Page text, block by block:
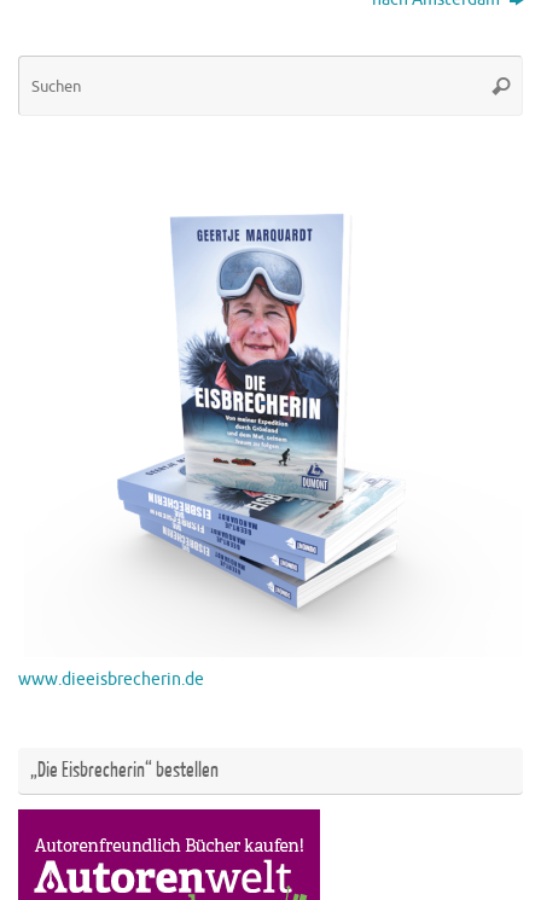
www.dieeisbrecherin.de
„Die Eisbrecherin“ bestellen